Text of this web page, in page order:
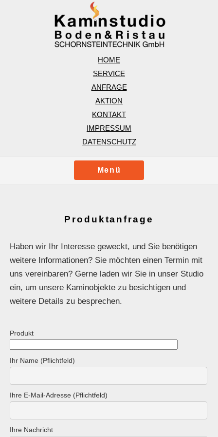
HOME
SERVICE
ANFRAGE
AKTION
KONTAKT
IMPRESSUM
DATENSCHUTZ
Menü
Produktanfrage
Haben wir Ihr Interesse geweckt, und Sie benötigen
weitere Informationen? Sie möchten einen Termin mit
uns vereinbaren? Gerne laden wir Sie in unser Studio
ein, um unsere Kaminobjekte zu besichtigen und
weitere Details zu besprechen.
Produkt
Ihr Name (Pflichtfeld)
Ihre E-Mail-Adresse (Pflichtfeld)
Ihre Nachricht